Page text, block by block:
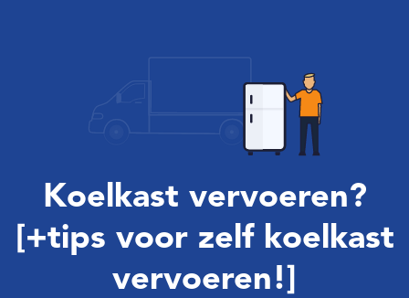
Koelkast vervoeren?
[+tips voor zelf koelkast
vervoeren!]